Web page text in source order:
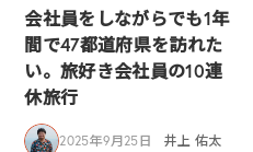
会社員をしながらでも1年
間で47都道府県を訪れた
い。旅好き会社員の10連
休旅行
2025年9月25日 井上 佑太